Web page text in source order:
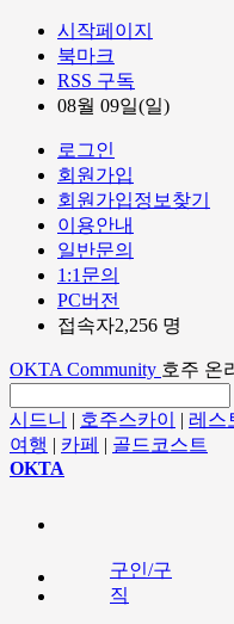
시작페이지
북마크
RSS 구독
08월 09일(일)
로그인
회원가입
회원가입정보찾기
이용안내
일반문의
1:1문의
PC버전
접속자2,256 명
OKTA Community 호주 온
시드니 | 호주스카이 | 레스
여행 | 카페 | 골드코스트
OKTA
구인/구
직